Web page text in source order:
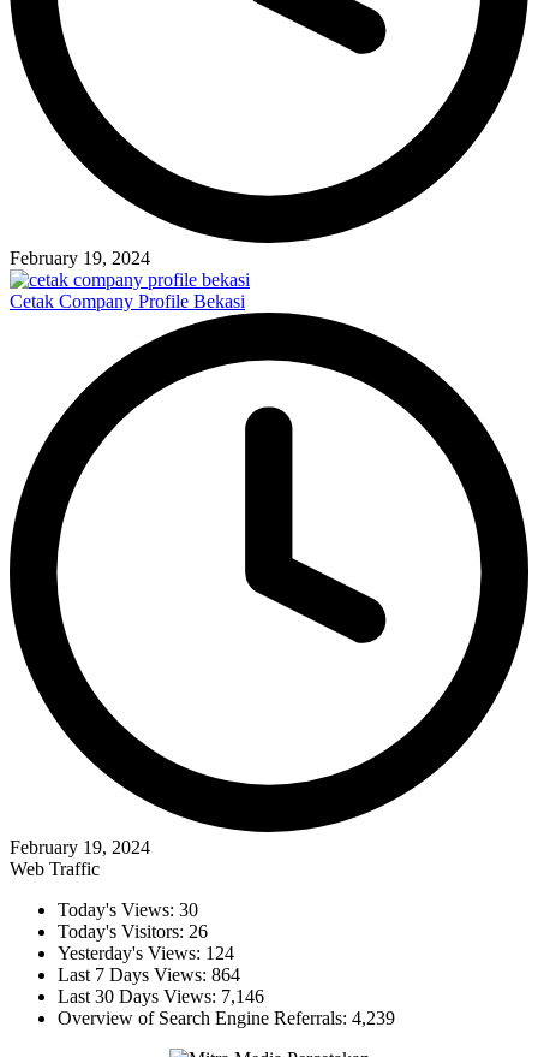
February 19, 2024
Cetak Company Profile Bekasi
February 19, 2024
Web Traffic
Today's Views: 30
Today's Visitors: 26
Yesterday's Views: 124
Last 7 Days Views: 864
Last 30 Days Views: 7,146
Overview of Search Engine Referrals: 4,239